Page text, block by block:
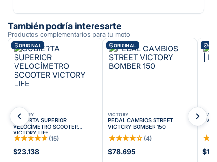
También podría interesarte
Productos complementarios para tu moto
ORIGINAL
VICTORY
CUBIERTA SUPERIOR
VELOCÍMETRO SCOOTER
VICTORY LIFE
★★★★★ (15)
$23.138
ORIGINAL
VICTORY
PEDAL CAMBIOS STREET
VICTORY BOMBER 150
★★★★☆ (4)
$78.695
TVS
★